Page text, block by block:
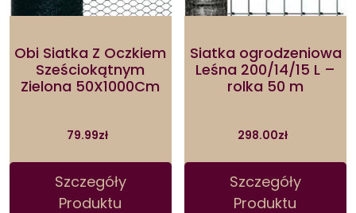
Obi Siatka Z Oczkiem
Sześciokątnym
Zielona 50X1000Cm
79.99zł
Szczegóły
Produktu
Siatka ogrodzeniowa
Leśna 200/14/15 L –
rolka 50 m
298.00zł
Szczegóły
Produktu